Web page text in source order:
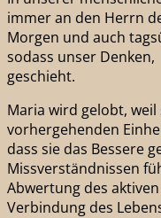
immer an den Herrn
Morgen und auch
sodass unser
geschieht.
Maria wird gelobt,
vorhergehenden
dass sie das Bessere
Missverständnissen
Abwertung des
Verbindung des